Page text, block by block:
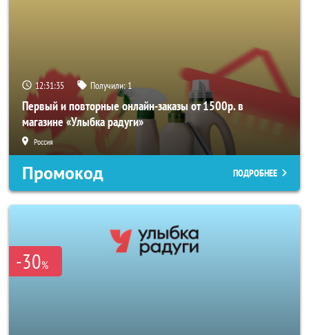
12:31:33 Получили:1
Первый и повторные онлайн-заказы от 1500р. в
магазине «Улыбка радуги»
Россия
Промокод ПОДРОБНЕЕ
-30%